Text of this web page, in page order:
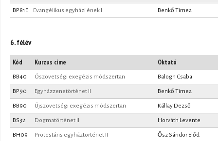
BP81E Evangélikus egyházi ének I Benkő Timea
6. félév
Kód Kurzus címe Oktató
BB40 Ószövetségi exegézis módszertan Balogh Csaba
BP90 Egyházzenetörténet II Benkő Timea
BB90 Újszövetségi exegézis módszertan Kállay Dezső
BS32 Dogmatörténet II Horváth Levente
BH09 Protestáns egyháztörténet II Ősz Sándor Előd